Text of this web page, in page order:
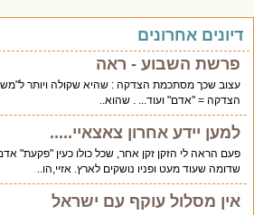
אחרונים
פרשת השבוע - ראה
עצוב שכך מסתכמת הצדקה : שהיא שקולה ויותר
הצדקה = "אדם" ועוד... . שהוא..
למען יידע אחרון צאצאיי.....
פעם הראה לי הזקן זקן אחר, שכל כולו כעין "פקעת" אדם
שדומה שעוד מעט ופניו נושקים לארץ. אזיי,הו..
אין מסלול עוקף עם ישראל